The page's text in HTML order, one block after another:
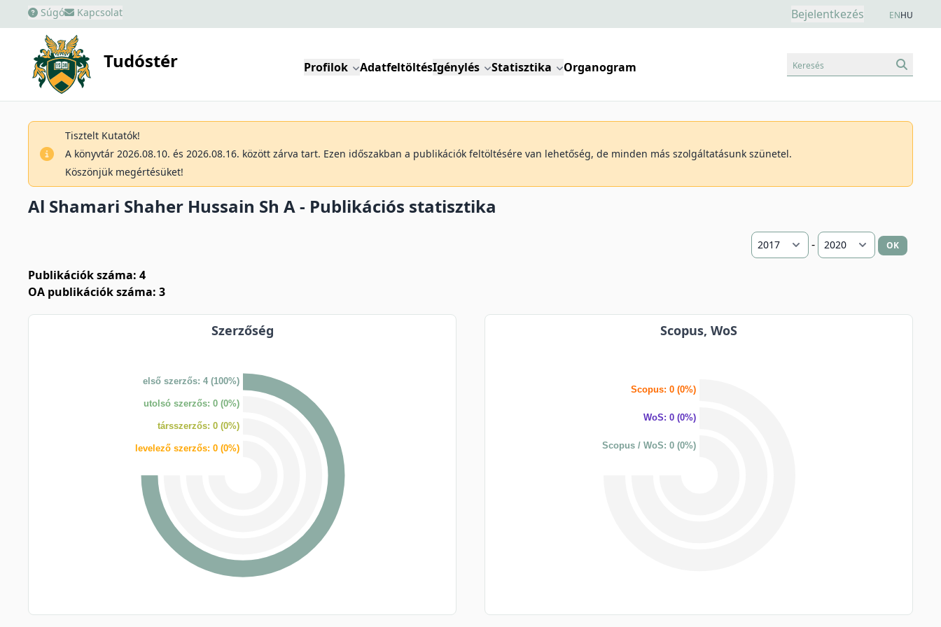
Súgó Kapcsolat Bejelentkezés ENHU
Tudóstér Profilok AdatfeltöltésIgénylés Statisztika Organogram Keresés
Tisztelt Kutatók!
A könyvtár 2026.08.10. és 2026.08.16. között zárva tart. Ezen időszakban a publikációk feltöltésére van lehetőség, de minden más szolgáltatásunk szünetel.
Köszönjük megértésüket!
Al Shamari Shaher Hussain Sh A - Publikációs statisztika
- OK
Publikációk száma: 4
OA publikációk száma: 3
Szerzőség
első szerzős: 4 (100%)
utolsó szerzős: 0 (0%)
társszerzős: 0 (0%)
levelező szerzős: 0 (0%)
Scopus, WoS
Scopus: 0 (0%)
WoS: 0 (0%)
Scopus / WoS: 0 (0%)